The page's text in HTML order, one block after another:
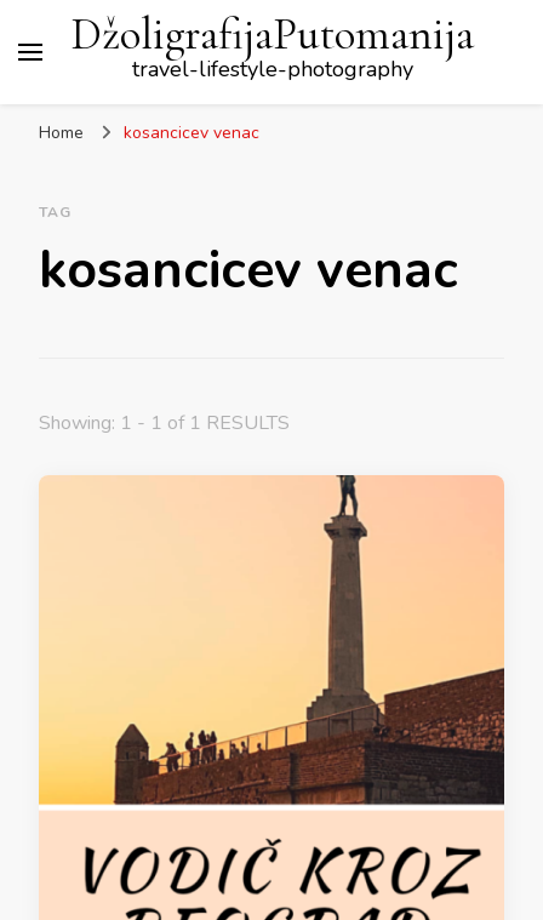
DžoligrafijaPutomanija
travel-lifestyle-photography
Home kosancicev venac
TAG
kosancicev venac
Showing: 1 - 1 of 1 RESULTS